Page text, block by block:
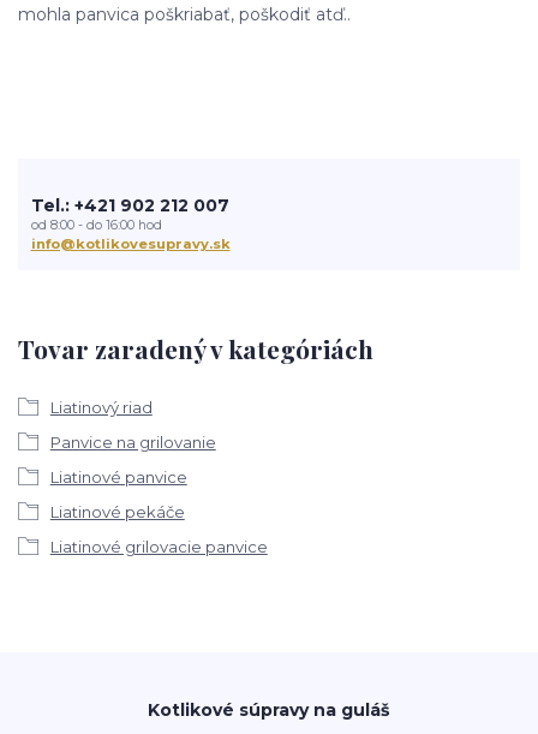
mohla panvica poškriabať, poškodiť atď..
Tovar zaradený v kategóriách
Liatinový riad
Panvice na grilovanie
Liatinové panvice
Liatinové pekáče
Liatinové grilovacie panvice
Tel.: +421 902 212 007
od 8:00 - do 16:00 hod
info@kotlikovesupravy.sk
Kotlikové súpravy na guláš